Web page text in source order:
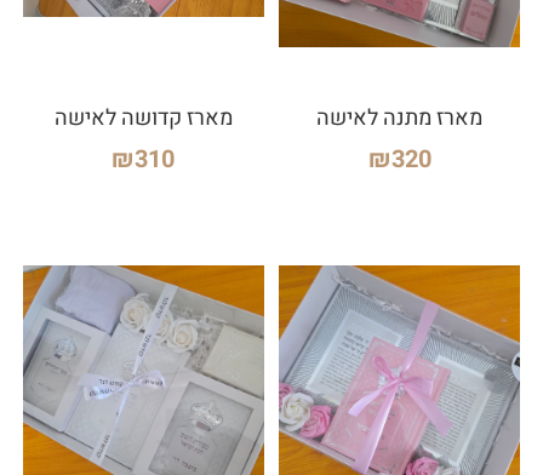
מארז מתנה לאישה
₪320
מארז קדושה לאישה
₪310